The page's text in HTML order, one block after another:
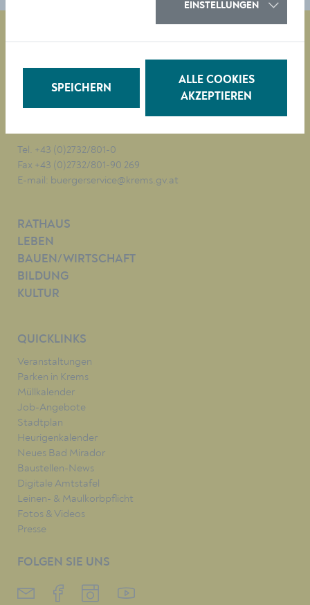
Magistrat der Stadt Krems
Obere Landstraße 4
Tel. +43 (0)2732/801-0
Fax +43 (0)2732/801-90 269
E-mail: buergerservice@krems.gv.at
RATHAUS
LEBEN
BAUEN/WIRTSCHAFT
BILDUNG
KULTUR
QUICKLINKS
Veranstaltungen
Parken in Krems
Müllkalender
Job-Angebote
Stadtplan
Heurigenkalender
Neues Bad Mirador
Baustellen-News
Digitale Amtstafel
Leinen- & Maulkorbpflicht
Fotos & Videos
Presse
FOLGEN SIE UNS
EINSTELLUNGEN
SPEICHERN
ALLE COOKIES
AKZEPTIEREN